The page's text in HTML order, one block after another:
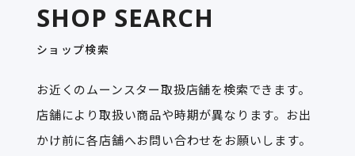
SHOP SEARCH
ショップ検索
お近くのムーンスター取扱店舗を検索できます。
店舗により取扱い商品や時期が異なります。お出
かけ前に各店舗へお問い合わせをお願いします。